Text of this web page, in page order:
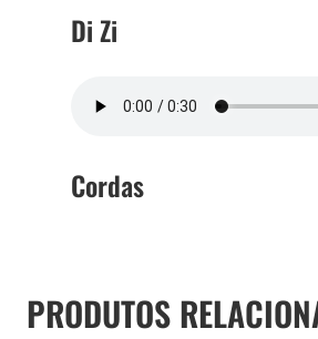
Di Zi
Cordas
PRODUTOS